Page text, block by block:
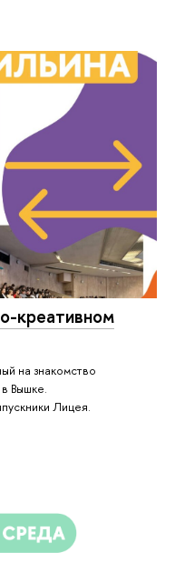
креативном
на знакомство
Вышке.
Лицея.